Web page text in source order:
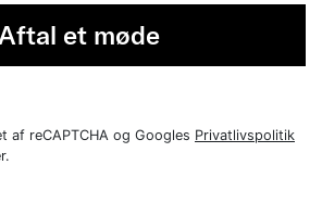
et møde
af reCAPTCHA og Googles Privatlivspolitik